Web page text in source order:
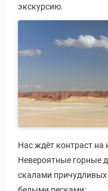
экскурсию.
Нас ждёт контраст на
Невероятные горные
скалами